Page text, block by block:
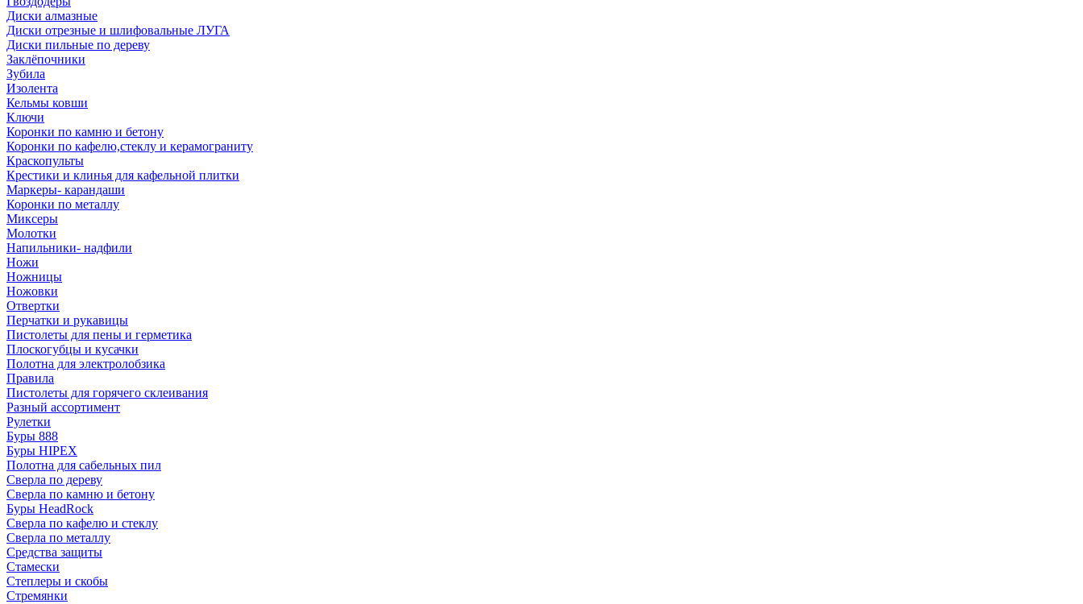
Диски алмазные
Диски отрезные и шлифовальные ЛУГА
Диски пильные по дереву
Заклёпочники
Зубила
Изолента
Кельмы ковши
Ключи
Коронки по камню и бетону
Коронки по кафелю,стеклу и керамограниту
Краскопульты
Крестики и клинья для кафельной плитки
Маркеры- карандаши
Коронки по металлу
Миксеры
Молотки
Напильники- надфили
Ножи
Ножницы
Ножовки
Отвертки
Перчатки и рукавицы
Пистолеты для пены и герметика
Плоскогубцы и кусачки
Полотна для электролобзика
Правила
Пистолеты для горячего склеивания
Разный ассортимент
Рулетки
Буры 888
Буры HIPEX
Полотна для сабельных пил
Сверла по дереву
Сверла по камню и бетону
Буры HeadRock
Сверла по кафелю и стеклу
Сверла по металлу
Средства защиты
Стамески
Степлеры и скобы
Стремянки